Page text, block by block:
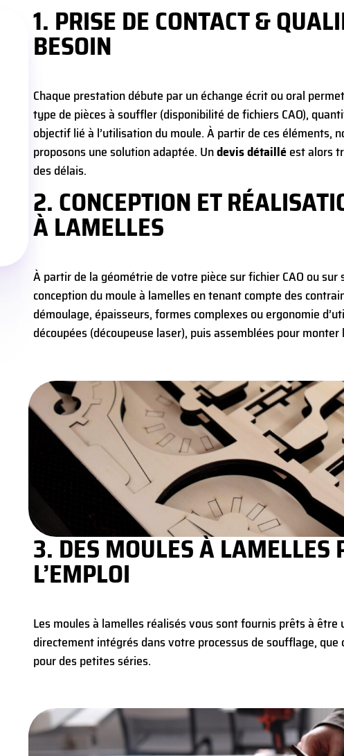
1. PRISE DE CONTACT &
BESOIN
Chaque prestation débute par un échange écrit ou oral
type de pièces à souffler (disponibilité de fichiers CAO),
objectif lié à l’utilisation du moule. À partir de ces éléments,
proposons une solution adaptée. Undevis détailléest alors
des délais.
2. CONCEPTION ET
À LAMELLES
À partir de la géométrie de votre pièce sur fichier CAO ou sur
conception du moule à lamelles en tenant compte des
démoulage, épaisseurs, formes complexes ou ergonomie
découpées (découpeuse laser), puis assemblées pour
3. DES MOULES À LAMELLES
L’EMPLOI
Les moules à lamelles réalisés vous sont fournis prêts à
directement intégrés dans votre processus de soufflage,
pour des petites séries.